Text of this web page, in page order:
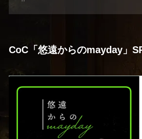
CoC「悠遠からのmayday」